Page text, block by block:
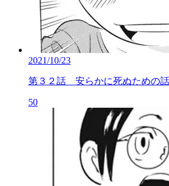
2021/10/23
第３２話 安らかに死ぬための話
50